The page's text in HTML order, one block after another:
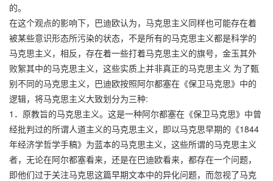
的。
在这个观点的影响下，巴迪欧认为，马克思主义同样也可能存在着
被某些意识形态所污染的状态，不是所有的马克思主义都是科学的
马克思主义，相反，存在着一些打着马克思主义的旗号，金玉其外
败絮其中的马克思主义，这些实质上并非真正的马克思主义 为了甄
别不同的马克思主义，巴迪欧按照阿尔都塞在《保卫马克思》中的
逻辑，将马克思主义大致划分为三种:
1．原教旨的马克思主义。这是一种阿尔都塞在《保卫马克思》中曾
经批判过的所谓人道主义的马克思主义，即以马克思早期的《1844
年经济学哲学手稿》为蓝本的马克思主义，这些所谓的马克思主义
者，无论在阿尔都塞看来，还是在巴迪欧看来，都存在一个问题，
即他们过于关注马克思这篇早期文本中的异化问题，而忽视了马克